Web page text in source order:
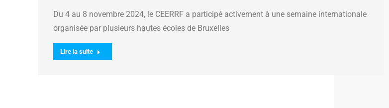
Du 4 au 8 novembre 2024, le CEERRF a participé activement à une semaine internationale
organisée par plusieurs hautes écoles de Bruxelles
Lire la suite